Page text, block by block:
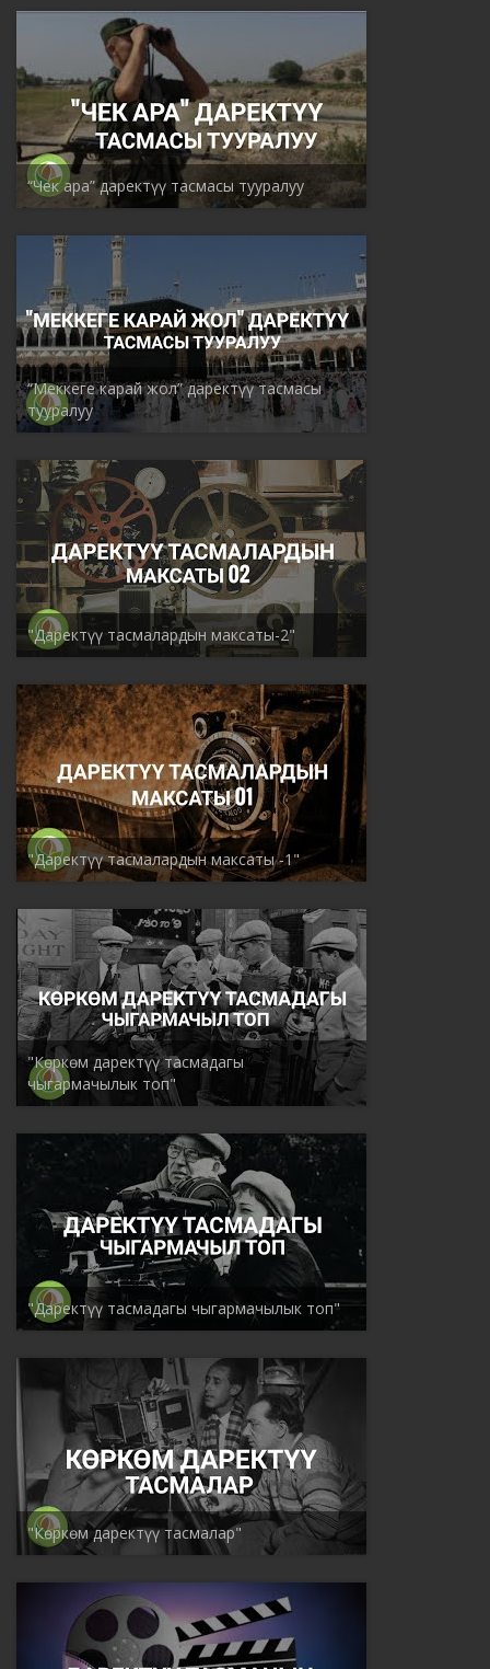
“Чек ара” даректүү тасмасы тууралуу
“Меккеге карай жол” даректүү тасмасы
тууралуу
"Даректүү тасмалардын максаты-2"
"Даректүү тасмалардын максаты -1"
"Көркөм даректүү тасмадагы
чыгармачылык топ"
"Даректүү тасмадагы чыгармачылык топ"
"Көркөм даректүү тасмалар"